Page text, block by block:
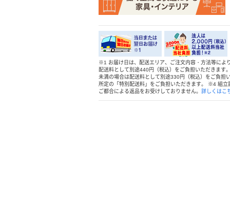
※1 お届け日は、配送エリア、ご注文内容・方法等によ
配送料として別途440円（税込）をご負担いただきま
未満の場合は配送料として別途330円（税込）をご負担
所定の「特別配送料」をご負担いただきます。 ※4 組立
ご都合による返品をお受けしておりません。 詳しくはこ